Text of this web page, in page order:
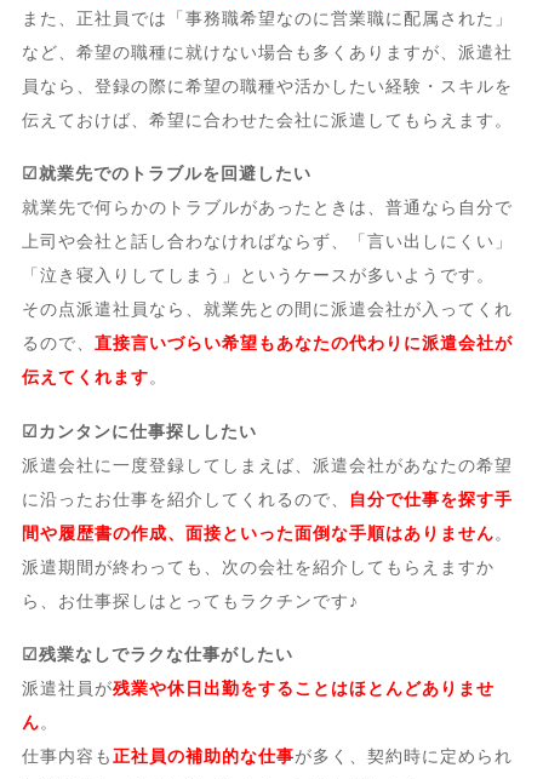
また、正社員では「事務職希望なのに営業職に配属された」
など、希望の職種に就けない場合も多くありますが、派遣社
員なら、登録の際に希望の職種や活かしたい経験・スキルを
伝えておけば、希望に合わせた会社に派遣してもらえます。
☑就業先でのトラブルを回避したい
就業先で何らかのトラブルがあったときは、普通なら自分で
上司や会社と話し合わなければならず、「言い出しにくい」
「泣き寝入りしてしまう」というケースが多いようです。
その点派遣社員なら、就業先との間に派遣会社が入ってくれ
るので、 直接言いづらい希望もあなたの代わりに派遣会社が
伝えてくれます。
☑カンタンに仕事探ししたい
派遣会社に一度登録してしまえば、派遣会社があなたの希望
に沿ったお仕事を紹介してくれるので、
自分で仕事を探す手
間や履歴書の作成、面接といった面倒な手順はありません。
派遣期間が終わっても、次の会社を紹介してもらえますか
ら、お仕事探しはとってもラクチンです♪
☑残業なしでラクな仕事がしたい
派遣社員が残業や休日出勤をすることはほとんどありませ
ん。
仕事内容も正社員の補助的な仕事が多く、契約時に定められ